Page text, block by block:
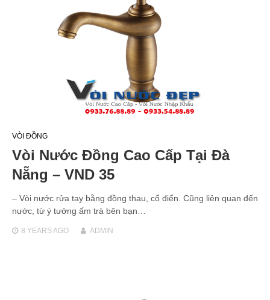
VÒI ĐỒNG
Vòi Nước Đồng Cao Cấp Tại Đà
Nẵng – VND 35
– Vòi nước rửa tay bằng đồng thau, cổ điển. Cũng liên quan đến
nước, từ ý tưởng ấm trà bên bạn…
8 YEARSAGO ADMIN